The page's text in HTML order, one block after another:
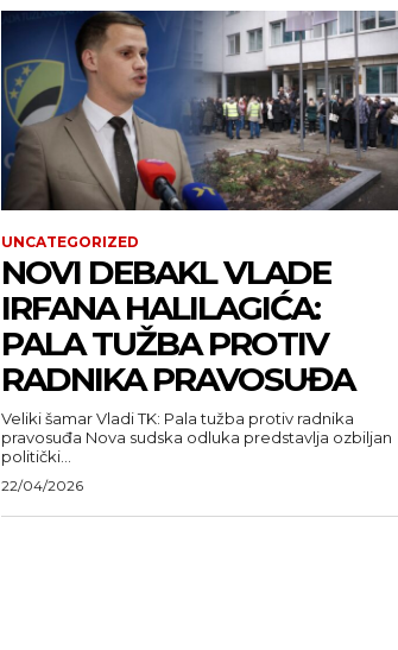
UNCATEGORIZED
NOVI DEBAKL VLADE
IRFANA HALILAGIĆA:
PALA TUŽBA PROTIV
RADNIKA PRAVOSUĐA
Veliki šamar Vladi TK: Pala tužba protiv radnika
pravosuđa Nova sudska odluka predstavlja ozbiljan
politički...
22/04/2026